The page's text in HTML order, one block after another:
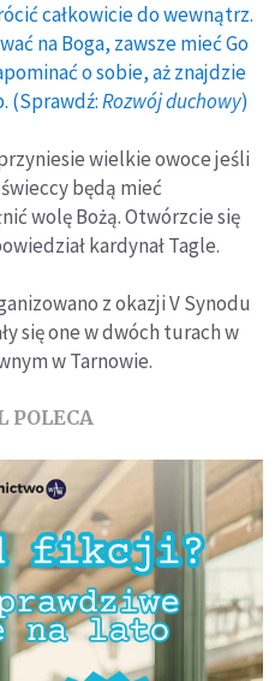
całkowicie do wewnątrz.
na Boga, zawsze mieć Go
o sobie, aż znajdzie
(Sprawdź:Rozwój duchowy)
wielkie owoce jeśli
będą mieć
wolę Bożą. Otwórzcie się
kardynał Tagle.
z okazji V Synodu
się one w dwóch turach w
w Tarnowie.
POLECA